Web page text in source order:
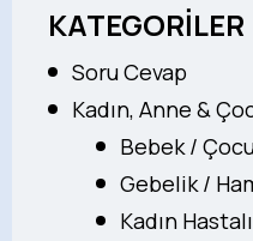
KATEGORİLER
Soru Cevap
Kadın, Anne &
Bebek /
Gebelik /
Kadın